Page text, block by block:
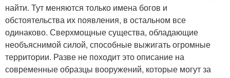
найти. Тут меняются только имена богов и
обстоятельства их появления, в остальном все
одинаково. Сверхмощные существа, обладающие
необъяснимой силой, способные выжигать огромные
территории. Разве не походит это описание на
современные образцы вооружений, которые могут за